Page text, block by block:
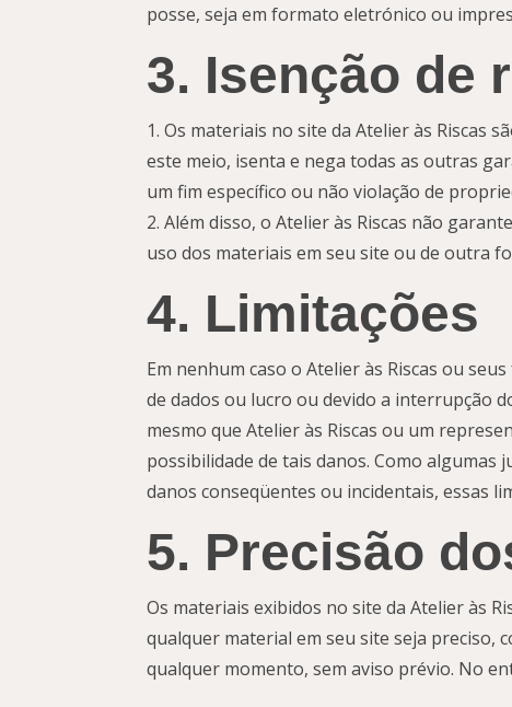
posse, seja em formato eletrónico ou
3. Isenção de
Os materiais no site da Atelier às Riscas
este meio, isenta e nega todas as outras
um fim específico ou não violação de
Além disso, o Atelier às Riscas não
uso dos materiais em seu site ou de outra
4. Limitações
Em nenhum caso o Atelier às Riscas ou
de dados ou lucro ou devido a interrupção
mesmo que Atelier às Riscas ou um
possibilidade de tais danos. Como
danos conseqüentes ou incidentais, essas
5. Precisão
Os materiais exibidos no site da Atelier às
qualquer material em seu site seja preciso,
qualquer momento, sem aviso prévio. No